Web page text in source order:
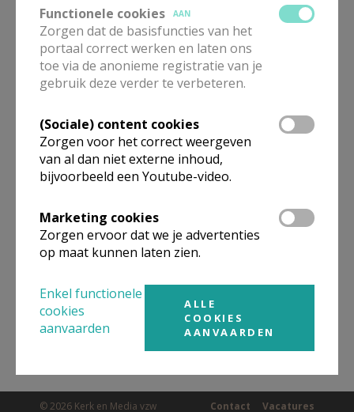
MIJN PAROCHIE
AANMELDEN OF REGISTREREN
in deze kerk, het adres van de kerk, alsook een lijst met
kerken in de buurt.
ALLE DETAILS TONEN
Omgeving
Niet gevonden wat je zocht? Hier vind je
links naar kerken, eventueel van andere
organisaties, in de buurt.
© 2026 Kerk en Media vzw Vacatures
Contact
Functionele cookies
AAN
Zorgen dat de basisfuncties van het
portaal correct werken en laten ons
toe via de anonieme registratie van je
gebruik deze verder te verbeteren.
(Sociale) content cookies
Zorgen voor het correct weergeven
van al dan niet externe inhoud,
bijvoorbeeld een Youtube-video.
Marketing cookies
Zorgen ervoor dat we je advertenties
op maat kunnen laten zien.
Enkel functionele
cookies
aanvaarden
ALLE
COOKIES
AANVAARDEN